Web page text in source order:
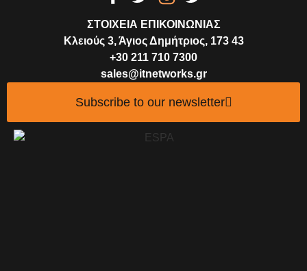
ΣΤΟΙΧΕΙΑ ΕΠΙΚΟΙΝΩΝΙΑΣ
Κλειούς 3, Άγιος Δημήτριος, 173 43
+30 211 710 7300
sales@itnetworks.gr
Subscribe to our newsletter